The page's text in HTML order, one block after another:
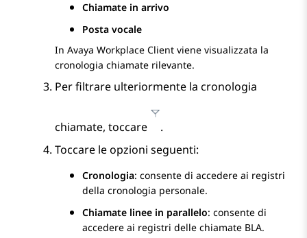
Chiamate in arrivo
Posta vocale
In Avaya Workplace Client viene visualizzata la
cronologia chiamate rilevante.
Per filtrare ulteriormente la cronologia
chiamate, toccare
.
Toccare le opzioni seguenti:
Cronologia: consente di accedere ai registri
della cronologia personale.
Chiamate linee in parallelo: consente di
accedere ai registri delle chiamate BLA.